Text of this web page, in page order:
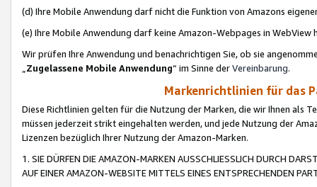
(d) Ihre Mobile Anwendung darf nicht die Funktion von Amazons
(e) Ihre Mobile Anwendung darf keine Amazon-Webpages in WebView
Wir prüfen Ihre Anwendung und benachrichtigen Sie, ob sie
„Zugelassene Mobile Anwendung“ im Sinne derVereinbarung.
Markenrichtlinien für das
Diese Richtlinien gelten für die Nutzung der Marken, die wir Ihnen als
müssen jederzeit strikt eingehalten werden, und jede Nutzung der
Lizenzen bezüglich Ihrer Nutzung der Amazon-Marken.
1. SIE DÜRFEN DIE AMAZON-MARKEN AUSSCHLIESSLICH DURCH
AUF EINER AMAZON-WEBSITE MITTELS EINES ENTSPRECHENDEN